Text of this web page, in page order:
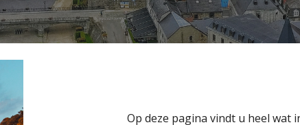
Op deze pagina vindt u heel